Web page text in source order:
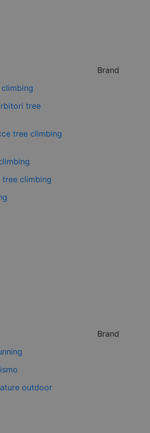
tree
tree climbing
tree climbing
Brand
outdoor
Brand